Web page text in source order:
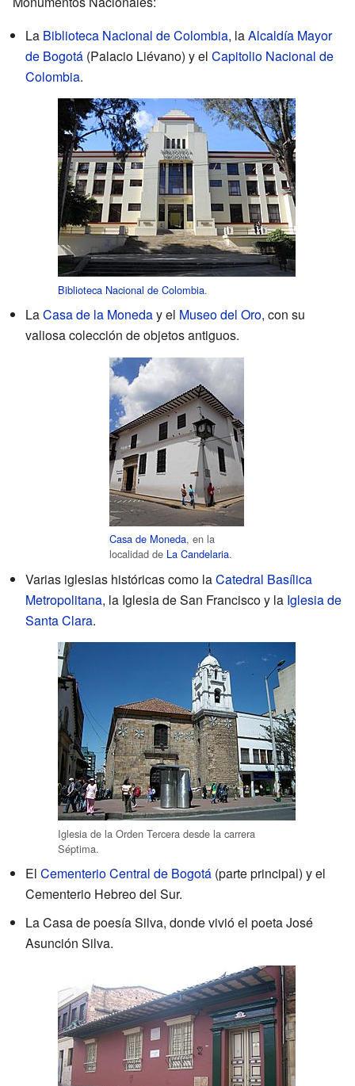
La Biblioteca Nacional de Colombia, laAlcaldía Mayor
de Bogotá (Palacio Liévano) y el Capitolio Nacional de
Colombia.
Biblioteca Nacional de Colombia.
LaCasa de la Moneday el Museo del Oro, con su
valiosa colección de objetos antiguos.
Casa de Moneda, en la
localidad de La Candelaria.
Varias iglesias históricas como laCatedral Basílica
Metropolitana, la Iglesia de San Francisco y la Iglesia de
Santa Clara.
Iglesia de la Orden Tercera desde la carrera
Séptima.
El Cementerio Central de Bogotá (parte principal) y el
Cementerio Hebreo del Sur.
La Casa de poesía Silva, donde vivió el poeta José
Asunción Silva.